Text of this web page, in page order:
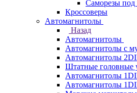
Саморезы под
Кроссоверы
Автомагнитолы
Назад
Автомагнитолы
Автомагнитолы с
Автомагнитолы
Штатные головные
Автомагнитолы
Автомагнитолы